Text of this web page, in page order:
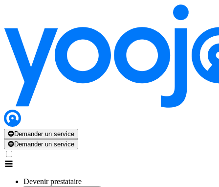
Demander un service
Demander un service
Devenir prestataire